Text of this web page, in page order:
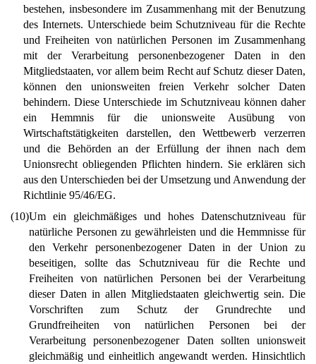
bestehen, insbesondere im Zusammenhang mit der Benutzung
des Internets. Unterschiede beim Schutzniveau für die Rechte
und Freiheiten von natürlichen Personen im Zusammenhang
mit der Verarbeitung personenbezogener Daten in den
Mitgliedstaaten, vor allem beim Recht auf Schutz dieser Daten,
können den unionsweiten freien Verkehr solcher Daten
behindern. Diese Unterschiede im Schutzniveau können daher
ein Hemmnis für die unionsweite Ausübung von
Wirtschaftstätigkeiten darstellen, den Wettbewerb verzerren
und die Behörden an der Erfüllung der ihnen nach dem
Unionsrecht obliegenden Pflichten hindern. Sie erklären sich
aus den Unterschieden bei der Umsetzung und Anwendung der
Richtlinie 95/46/EG.
(10)Um ein gleichmäßiges und hohes Datenschutzniveau für
natürliche Personen zu gewährleisten und die Hemmnisse für
den Verkehr personenbezogener Daten in der Union zu
beseitigen, sollte das Schutzniveau für die Rechte und
Freiheiten von natürlichen Personen bei der Verarbeitung
dieser Daten in allen Mitgliedstaaten gleichwertig sein. Die
Vorschriften zum Schutz der Grundrechte und
Grundfreiheiten von natürlichen Personen bei der
Verarbeitung personenbezogener Daten sollten unionsweit
gleichmäßig und einheitlich angewandt werden. Hinsichtlich